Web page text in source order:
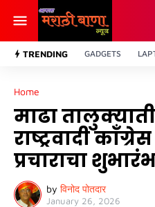
TRENDING GADGETS
Home
माढा
राष्ट्रवादी
प्रचाराचा
by विनोद पोतदार
January 26, 2026